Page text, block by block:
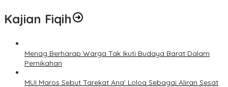
Kajian Fiqih
Menag Berharap Warga Tak Ikuti Budaya Barat Dalam
Pernikahan
MUI Maros Sebut Tarekat Ana’ Loloa Sebagai Aliran Sesat